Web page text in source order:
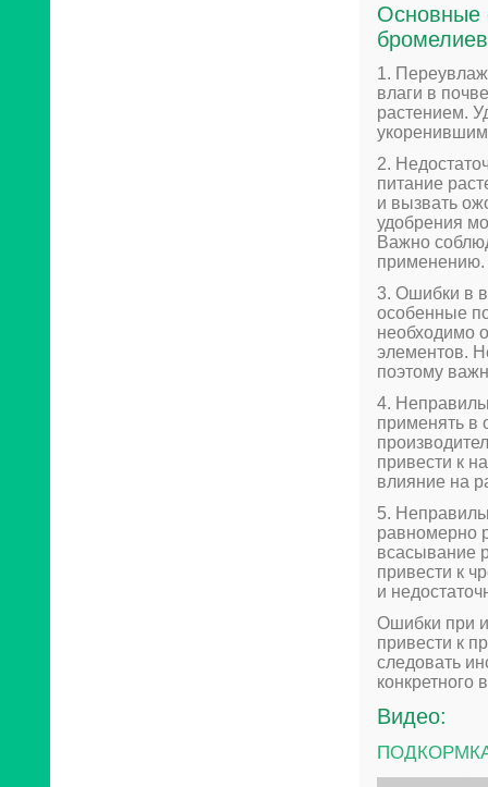
Основные
1.
влаги в
растением.
2.
питание
и вызвать
удобрения
Важно
применению.
3. Ошибки в
особенные
необходимо
элементов.
поэтому
4.
применять в
привести к
влияние на
5.
равномерно
всасывание
привести к
и
Ошибки при
привести к
следовать
конкретного
Видео: